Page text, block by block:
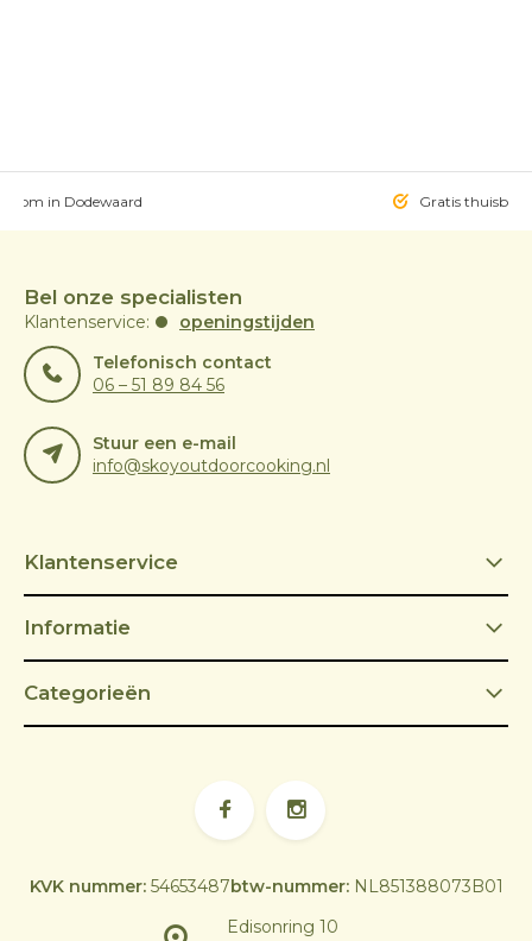
in Dodewaard Gratis
Bel onze specialisten
Klantenservice:
openingstijden
Telefonisch contact
06 – 51 89 84 56
Stuur een e-mail
info@skoyoutdoorcooking.nl
Klantenservice
Informatie
Categorieën
Edisonring 10
KVK nummer:54653487btw-nummer:NL851388073B01